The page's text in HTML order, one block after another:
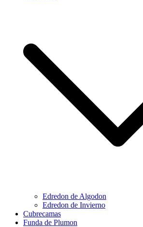
Edredon de Algodon
Edredon de Invierno
Cubrecamas
Funda de Plumon